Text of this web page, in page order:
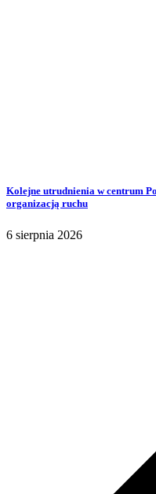
Kolejne utrudnienia w centrum
organizacją ruchu
6 sierpnia 2026